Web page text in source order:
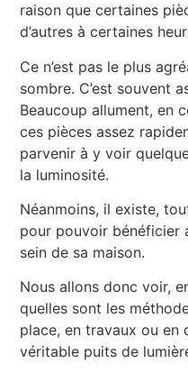
raison que certaines
d’autres à certaines
Ce n’est pas le plus
sombre. C’est souvent
Beaucoup allument, en
ces pièces assez
parvenir à y voir
la luminosité.
Néanmoins, il existe,
pour pouvoir bénéficier
sein de sa maison.
Nous allons donc voir,
quelles sont les
place, en travaux ou
véritable puits de